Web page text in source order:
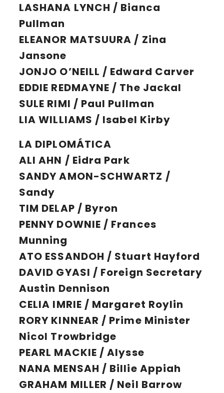
LASHANA LYNCH / Bianca
Pullman
ELEANOR MATSUURA / Zina
Jansone
JONJO O’NEILL / Edward Carver
EDDIE REDMAYNE / The Jackal
SULE RIMI / Paul Pullman
LIA WILLIAMS / Isabel Kirby
LA DIPLOMÁTICA
ALI AHN / Eidra Park
SANDY AMON-SCHWARTZ /
Sandy
TIM DELAP / Byron
PENNY DOWNIE / Frances
Munning
ATO ESSANDOH / Stuart Hayford
DAVID GYASI / Foreign Secretary
Austin Dennison
CELIA IMRIE / Margaret Roylin
RORY KINNEAR / Prime Minister
Nicol Trowbridge
PEARL MACKIE / Alysse
NANA MENSAH / Billie Appiah
GRAHAM MILLER / Neil Barrow